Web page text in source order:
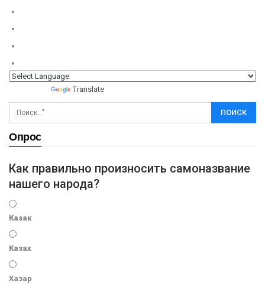
Translate
Опрос
Как правильно произносить самоназвание
нашего народа?
Казак
Казах
Хазар